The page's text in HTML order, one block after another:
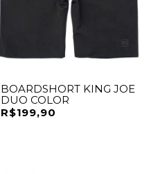
BOARDSHORT KING JOE
DUO COLOR
R$199,90